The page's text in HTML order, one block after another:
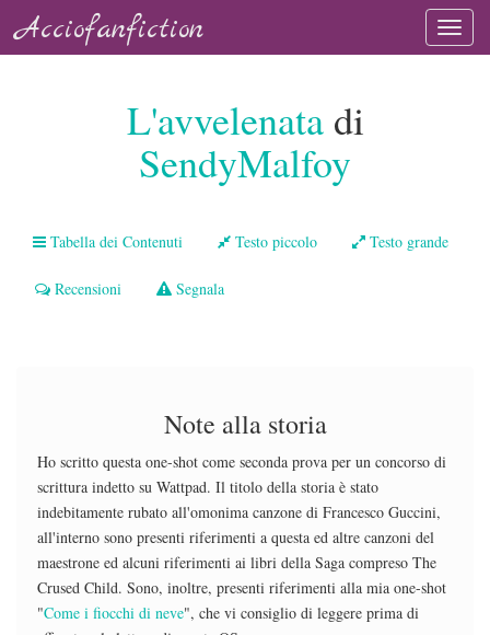
Acciofanfiction
L'avvelenatadi
SendyMalfoy
Tabella dei Contenuti Testo piccolo Testo grande
Recensioni Segnala
Note alla storia
Ho scritto questa one-shot come seconda prova per un concorso di
scrittura indetto su Wattpad. Il titolo della storia è stato
indebitamente rubato all'omonima canzone di Francesco Guccini,
all'interno sono presenti riferimenti a questa ed altre canzoni del
maestrone ed alcuni riferimenti ai libri della Saga compreso The
Crused Child. Sono, inoltre, presenti riferimenti alla mia one-shot
"Come i fiocchi di neve", che vi consiglio di leggere prima di